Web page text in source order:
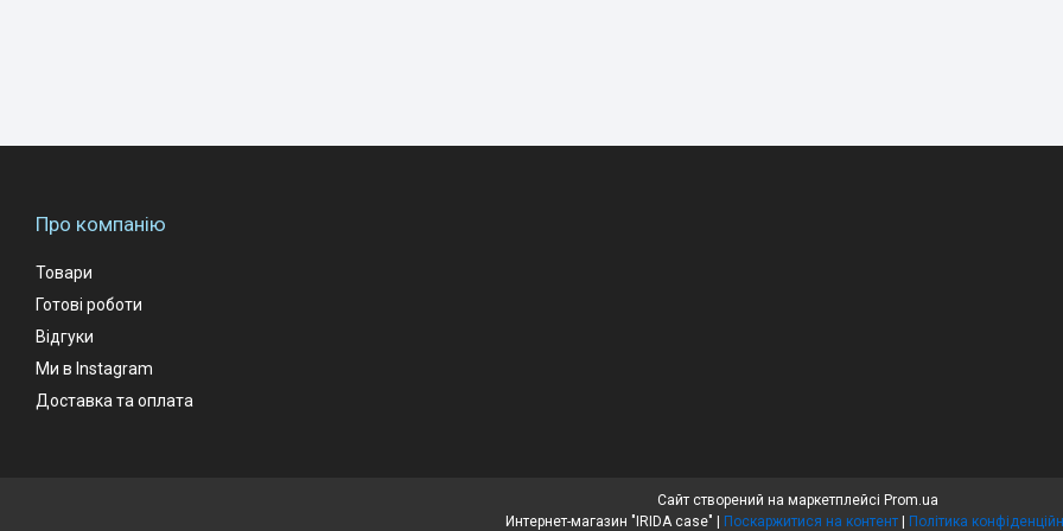
Про компанію
Товари
Готові роботи
Відгуки
Ми в Instagram
Доставка та оплата
Сайт створений на маркетплейсі Prom.ua
Поскаржитися на контент Політика